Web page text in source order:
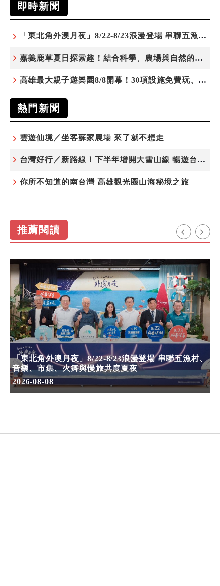
即時新聞
「東北角外澳月夜」8/22-8/23浪漫登場 串聯五漁村、音樂、市集、火舞與慢旅共度夏夜
嘉義鹿草夏日探索趣！結合科學、農場與自然的親子小旅行
高雄最大親子遊樂園8/8開幕！30項設施免費玩、YOYO家族嗨翻暑假
熱門新聞
雲遊仙境／坐客蘇家農場 來了就不想走
台灣好行／新路線！下半年增開大雪山線 暢遊台中更便利
你所不知道的南台灣 高雄觀光圈山海秘境之旅
推薦閱讀
「東北角外澳月夜」8/22-8/23浪漫登場 串聯五漁村、
音樂、市集、火舞與慢旅共度夏夜
2026-08-08